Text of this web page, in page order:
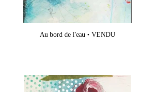
Au bord de l'eau • VENDU